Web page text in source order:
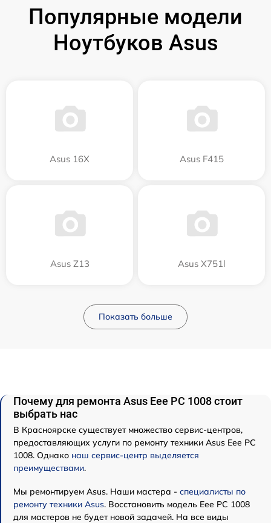
Популярные модели
Ноутбуков Asus
Asus 16X Asus F415
Asus Z13 Asus X751l
Показать больше
Почему для ремонта Asus Eee PC 1008 стоит
выбрать нас
В Красноярске существует множество сервис-центров,
предоставляющих услуги по ремонту техники Asus Eee PC
1008. Однако наш сервис-центр выделяется
преимуществами.
Мы ремонтируем Asus. Наши мастера - специалисты по
ремонту техники Asus. Восстановить модель Eee PC 1008
для мастеров не будет новой задачей. На все виды